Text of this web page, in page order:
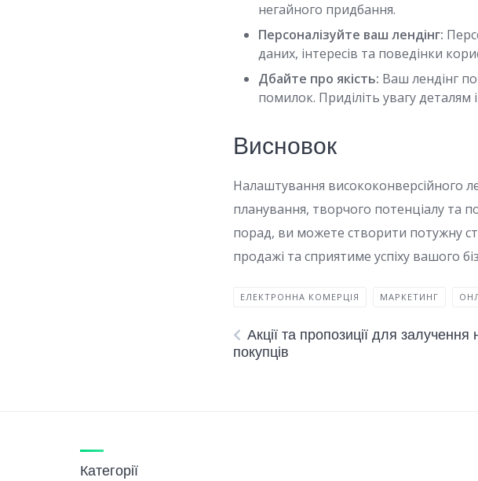
негайного придбання.
Персоналізуйте ваш лендінг:
даних, інтересів та поведінки
Дбайте про якість: Ваш лендінг
помилок. Приділіть увагу деталям
Висновок
Налаштування висококонверсійного
планування, творчого потенціалу та
порад, ви можете створити потужну
продажі та сприятиме успіху вашого
ЕЛЕКТРОННА КОМЕРЦІЯ МАРКЕТИНГ
Акції та пропозиції для залучення
покупців
Категорії